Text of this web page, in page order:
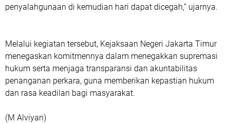
penyalahgunaan di kemudian hari dapat dicegah,” ujarnya.
‎Melalui kegiatan tersebut, Kejaksaan Negeri Jakarta Timur
menegaskan komitmennya dalam menegakkan supremasi
hukum serta menjaga transparansi dan akuntabilitas
penanganan perkara, guna memberikan kepastian hukum
dan rasa keadilan bagi masyarakat.
(M Alviyan)